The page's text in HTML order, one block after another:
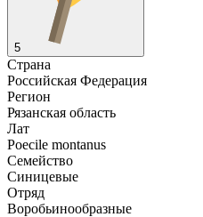
5
Страна
Российская Федерация
Регион
Рязанская область
Лат
Poecile montanus
Семейство
Синицевые
Отряд
Воробьинообразные